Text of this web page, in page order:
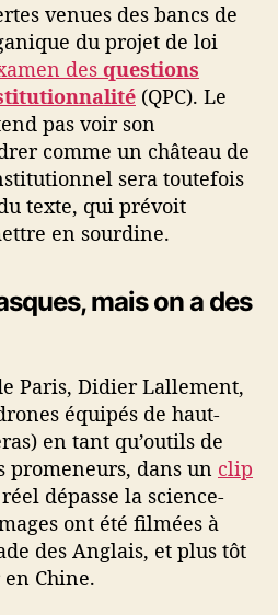
venues des bancs de
du projet de loi
des questions
(QPC). Le
pas voir son
comme un château de
sera toutefois
texte, qui prévoit
en sourdine.
mais on a des
Paris, Didier Lallement,
équipés de haut-
en tant qu’outils de
promeneurs, dans un clip
dépasse la science-
ont été filmées à
des Anglais, et plus tôt
Chine.